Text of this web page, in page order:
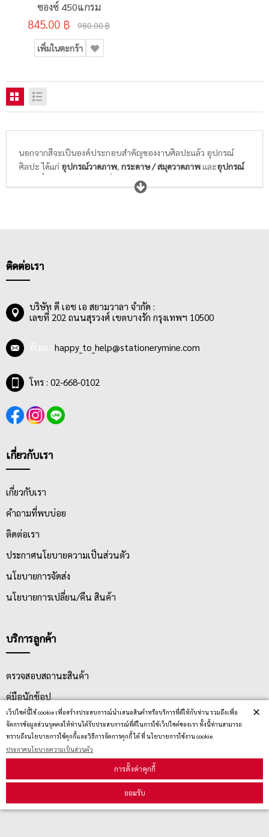
เว็ปไซต์นี้ใช้ cookie เพื่อสร้างประสบการณ์นำเสนอสินค้าหรือบริการที่ดีให้กับท่าน รวมถึงเพื่อ
จัดการข้อมูลส่วนบุคคลให้ท่านได้รับประสบการณ์ที่ดีในการใช้เว็ปไซต์ของเรา ทั้งนี้ท่านสามารถ
ทราบถึงนโยบายการใช้คุกกี้และวิธีการจัดการคุกกี้ ได้ ที่ นโยบายการใช้งาน cookie
ประกาศนโยบายความเป็นส่วนตัว
การตั้งค่าคุกกี้
ยอมรับ
×
ซองซ์ 450แกรม
845.00 ฿ 980.00 ฿
เพิ่มในตะกร้า
นอกจากสีจะเป็นองค์ประกอบสำคัญของงานศิลปะแล้ว อุปกรณ์
ศิลปะ ได้แก่ อุปกรณ์วาดภาพ, กระดาษ / สมุดวาดภาพและอุปกรณ์
ก็เป็นสิ่งจำเป็นที่นักเรียนนักศึกษาวิชาศิลปะ และศิลปิน
ทุกท่านให้ความสำคัญในการเลือกซื้อ พู่กันที่ดีจะต้องอ่อนนุ่ม ไม่แข็ง
ศิลปินต้องการ
ติดต่อเรา
บริษัท ดี เอช เอ สยามวาลา จำกัด :
เลขที่ 202 ถนนสุรวงศ์ เขตบางรัก กรุงเทพฯ 10500
happy_to_help@stationerymine.com
โทร : 02-668-0102
เกี่ยวกับเรา
เกี่ยวกับเรา
คำถามที่พบบ่อย
ติดต่อเรา
ประกาศนโยบายความเป็นส่วนตัว
นโยบายการจัดส่ง
นโยบายการเปลี่ยน/คืน สินค้า
บริการลูกค้า
ตรวจสอบสถานะสินค้า
คู่มือนักช้อป
วิธีลบคุกกี้
สมัครรับข่าวสาร
รับข่าวสาร